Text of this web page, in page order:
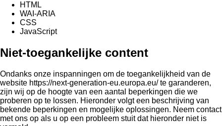
HTML
WAI-ARIA
CSS
JavaScript
Niet-toegankelijke content
Ondanks onze inspanningen om de toegankelijkheid van de
website https://next-generation-eu.europa.eu/te garanderen,
zijn wij op de hoogte van een aantal beperkingen die we
proberen op te lossen. Hieronder volgt een beschrijving van
bekende beperkingen en mogelijke oplossingen. Neem contact
met ons op als u op een probleem stuit dat hieronder niet is